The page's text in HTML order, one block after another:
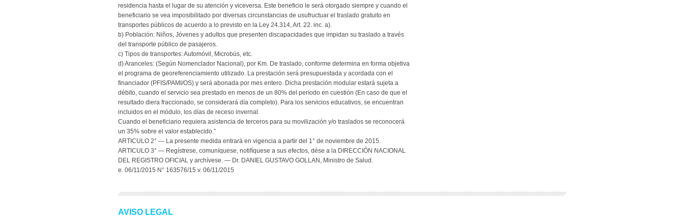
residencia hasta el lugar de su atención y viceversa. Este beneficio le será otorgado siempre y cuando el
beneficiario se vea imposibilitado por diversas circunstancias de usufructuar el traslado gratuito en
transportes públicos de acuerdo a lo previsto en la Ley 24.314, Art. 22. inc. a).
b) Población: Niños, Jóvenes y adultos que presenten discapacidades que impidan su traslado a través
del transporte público de pasajeros.
c) Tipos de transportes: Automóvil, Microbús, etc.
d) Aranceles: (Según Nomenclador Nacional), por Km. De traslado, conforme determina en forma objetiva
el programa de georeferenciamiento utilizado. La prestación será presupuestada y acordada con el
financiador (PFIS/PAMI/OS) y será abonada por mes entero. Dicha prestación modular estará sujeta a
débito, cuando el servicio sea prestado en menos de un 80% del período en cuestión (En caso de que el
resultado diera fraccionado, se considerará día completo). Para los servicios educativos, se encuentran
incluidos en el módulo, los días de receso invernal.
Cuando el beneficiario requiera asistencia de terceros para su movilización y/o traslados se reconocerá
un 35% sobre el valor establecido.”
ARTICULO 2° — La presente medida entrará en vigencia a partir del 1° de noviembre de 2015.
ARTICULO 3° — Regístrese, comuníquese, notifíquese a sus efectos, dése a la DIRECCIÓN NACIONAL
DEL REGISTRO OFICIAL y archívese. — Dr. DANIEL GUSTAVO GOLLAN, Ministro de Salud.
e. 06/11/2015 N° 163576/15 v. 06/11/2015
AVISO LEGAL